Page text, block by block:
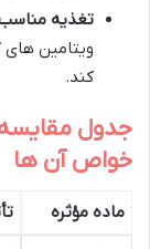
تغذیه
کند.
جدول مقایسه
خواص آن ها
ماده مؤثره